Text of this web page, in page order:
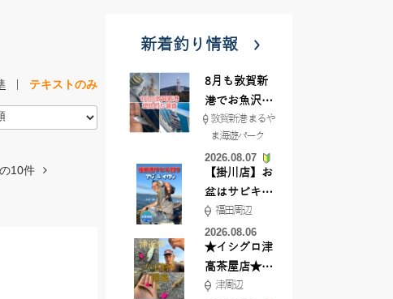
テキストのみ
10件
新着釣り情報
8月も敦賀新
港でお魚沢山
♪ イシグロ彦
根店
敦賀新港 まるや
ま海遊パーク
2026.08.07
【掛川店】お
盆はサビキ釣
りいきません
か?
福田周辺
2026.08.06
★イシグロ津
高茶屋店★津
近郊ハゼ釣れ
津周辺